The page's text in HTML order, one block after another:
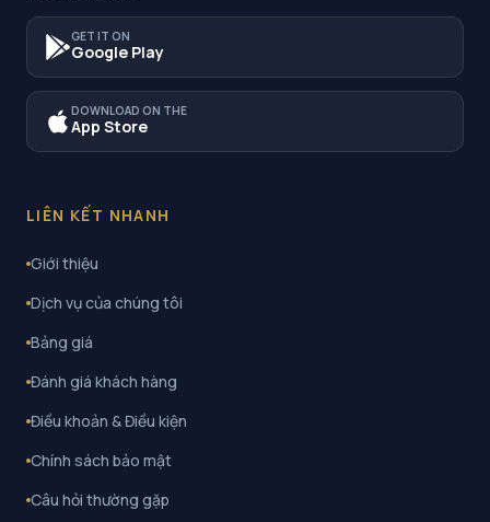
GET IT ON
Google Play
DOWNLOAD ON THE
App Store
LIÊN KẾT NHANH
Giới thiệu
Dịch vụ của chúng tôi
Bảng giá
Đánh giá khách hàng
Điều khoản & Điều kiện
Chính sách bảo mật
Câu hỏi thường gặp